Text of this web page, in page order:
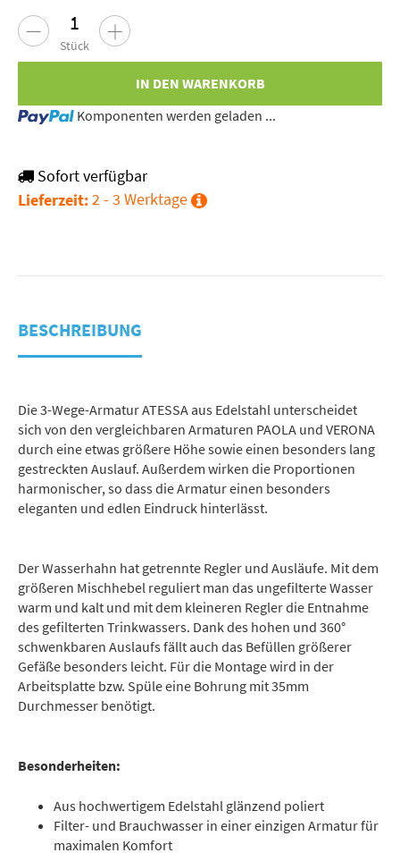
Stück
IN DEN WARENKORB
Loading... Komponenten werden geladen ...
Sofort verfügbar
Lieferzeit:2 - 3 Werktage
BESCHREIBUNG
Die 3-Wege-Armatur ATESSA aus Edelstahl unterscheidet
sich von den vergleichbaren Armaturen PAOLA und VERONA
durch eine etwas größere Höhe sowie einen besonders lang
gestreckten Auslauf. Außerdem wirken die Proportionen
harmonischer, so dass die Armatur einen besonders
eleganten und edlen Eindruck hinterlässt.
Der Wasserhahn hat getrennte Regler und Ausläufe. Mit dem
größeren Mischhebel reguliert man das ungefilterte Wasser
warm und kalt und mit dem kleineren Regler die Entnahme
des gefilterten Trinkwassers. Dank des hohen und 360°
schwenkbaren Auslaufs fällt auch das Befüllen größerer
Gefäße besonders leicht. Für die Montage wird in der
Arbeitsplatte bzw. Spüle eine Bohrung mit 35mm
Durchmesser benötigt.
Besonderheiten:
Aus hochwertigem Edelstahl glänzend poliert
Filter- und Brauchwasser in einer einzigen Armatur für
maximalen Komfort